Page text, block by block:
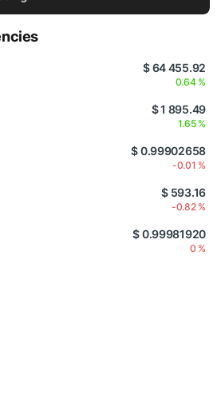
$ 64 455.92
0.64 %
$ 1 895.49
1.65 %
$ 0.99902658
-0.01 %
$ 593.16
-0.82 %
$ 0.99981920
0 %